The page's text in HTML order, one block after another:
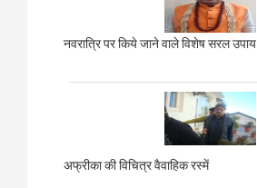
नवरात्रि पर किये जाने वाले विशेष सरल उपाय
अफ्रीका की विचित्र वैवाहिक रस्में